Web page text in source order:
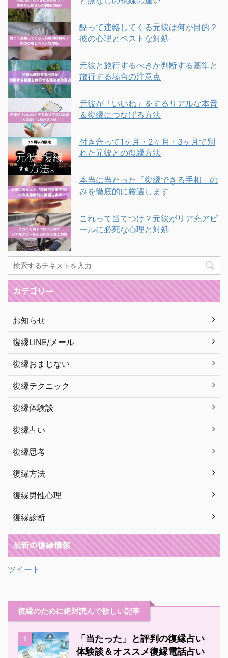
酔って連絡してくる元彼は何が目的？
彼の心理とベストな対処
元彼と旅行するべきか判断する基準と
旅行する場合の注意点
元彼が「いいね」をするリアルな本音
＆復縁につなげる方法
付き合って1ヶ月・2ヶ月・3ヶ月で別
れた元彼との復縁方法
本当に当たった「復縁できる手相」の
みを徹底的に厳選します
これって当てつけ？元彼がリア充アピ
ールに必死な心理と対処
カテゴリー
お知らせ
復縁LINE/メール
復縁おまじない
復縁テクニック
復縁体験談
復縁占い
復縁思考
復縁方法
復縁男性心理
復縁診断
最新の復縁情報
ツイート
復縁のために絶対読んで欲しい記事
1
「当たった」と評判の復縁占い
体験談＆オススメ復縁電話占い